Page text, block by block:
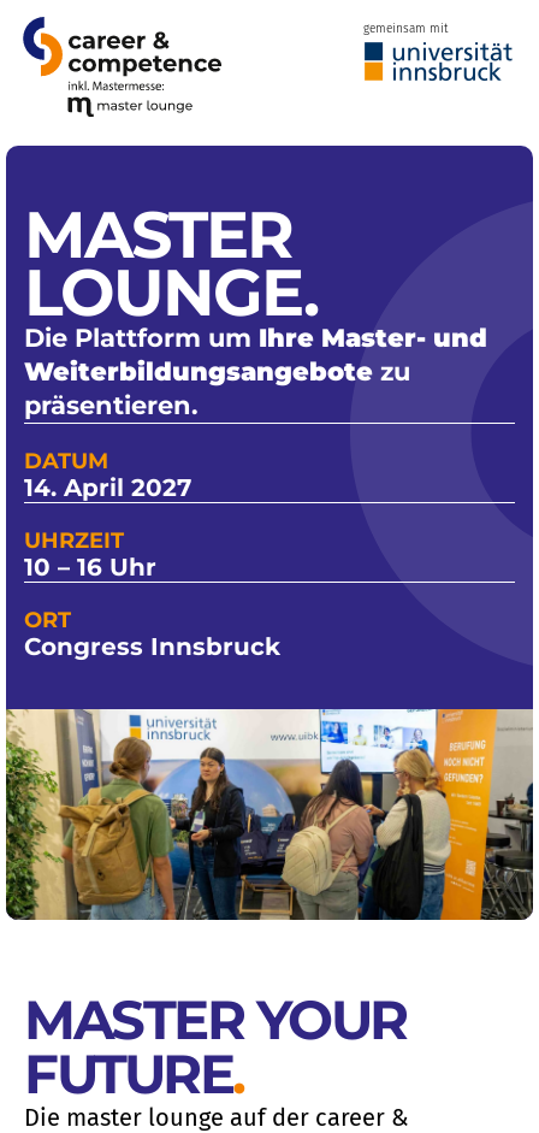
gemeinsam mit
MASTER
LOUNGE.
Die Plattform um Ihre Master- und
Weiterbildungsangebote zu
präsentieren.
DATUM
14. April 2027
UHRZEIT
10 – 16 Uhr
ORT
Congress Innsbruck
MASTER YOUR
FUTURE.
Die master lounge auf der career &